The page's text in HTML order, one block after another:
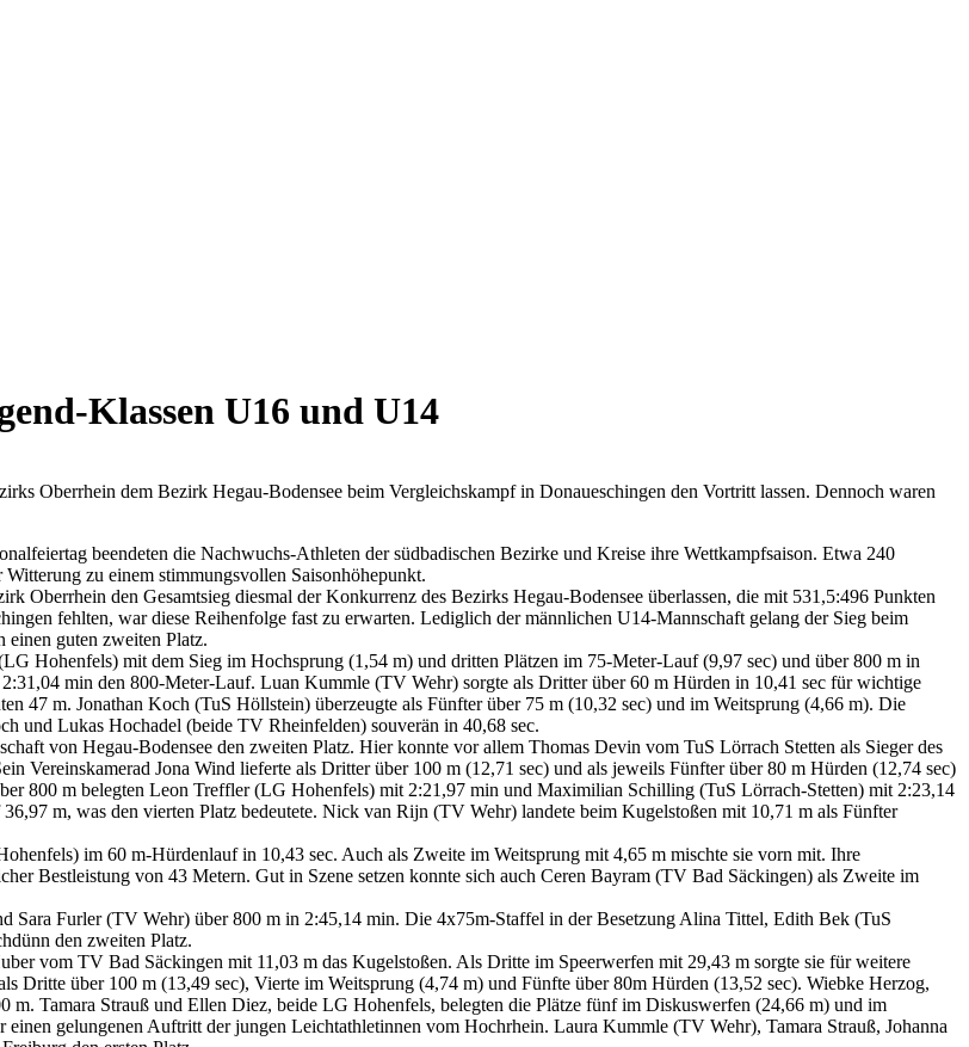
Klassen U16 und U14
Oberrhein dem Bezirk Hegau-Bodensee beim Vergleichskampf in Donaueschingen den Vortritt lassen. Dennoch waren
beendeten die Nachwuchs-Athleten der südbadischen Bezirke und Kreise ihre Wettkampfsaison. Etwa 240
zu einem stimmungsvollen Saisonhöhepunkt.
Oberrhein den Gesamtsieg diesmal der Konkurrenz des Bezirks Hegau-Bodensee überlassen, die mit 531,5:496 Punkten
fehlten, war diese Reihenfolge fast zu erwarten. Lediglich der männlichen U14-Mannschaft gelang der Sieg beim
einen guten zweiten Platz.
Hohenfels) mit dem Sieg im Hochsprung (1,54 m) und dritten Plätzen im 75-Meter-Lauf (9,97 sec) und über 800 m in
min den 800-Meter-Lauf. Luan Kummle (TV Wehr) sorgte als Dritter über 60 m Hürden in 10,41 sec für wichtige
47 m. Jonathan Koch (TuS Höllstein) überzeugte als Fünfter über 75 m (10,32 sec) und im Weitsprung (4,66 m). Die
und Lukas Hochadel (beide TV Rheinfelden) souverän in 40,68 sec.
von Hegau-Bodensee den zweiten Platz. Hier konnte vor allem Thomas Devin vom TuS Lörrach Stetten als Sieger des
Vereinskamerad Jona Wind lieferte als Dritter über 100 m (12,71 sec) und als jeweils Fünfter über 80 m Hürden (12,74 sec)
800 m belegten Leon Treffler (LG Hohenfels) mit 2:21,97 min und Maximilian Schilling (TuS Lörrach-Stetten) mit 2:23,14
m, was den vierten Platz bedeutete. Nick van Rijn (TV Wehr) landete beim Kugelstoßen mit 10,71 m als Fünfter
im 60 m-Hürdenlauf in 10,43 sec. Auch als Zweite im Weitsprung mit 4,65 m mischte sie vorn mit. Ihre
Bestleistung von 43 Metern. Gut in Szene setzen konnte sich auch Ceren Bayram (TV Bad Säckingen) als Zweite im
Sara Furler (TV Wehr) über 800 m in 2:45,14 min. Die 4x75m-Staffel in der Besetzung Alina Tittel, Edith Bek (TuS
den zweiten Platz.
vom TV Bad Säckingen mit 11,03 m das Kugelstoßen. Als Dritte im Speerwerfen mit 29,43 m sorgte sie für weitere
Dritte über 100 m (13,49 sec), Vierte im Weitsprung (4,74 m) und Fünfte über 80m Hürden (13,52 sec). Wiebke Herzog,
m. Tamara Strauß und Ellen Diez, beide LG Hohenfels, belegten die Plätze fünf im Diskuswerfen (24,66 m) und im
gelungenen Auftritt der jungen Leichtathletinnen vom Hochrhein. Laura Kummle (TV Wehr), Tamara Strauß, Johanna